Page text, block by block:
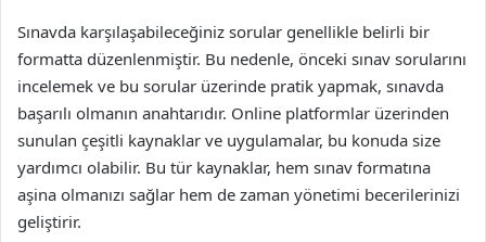
Sınavda karşılaşabileceğiniz sorular genellikle belirli bir
formatta düzenlenmiştir. Bu nedenle, önceki sınav sorularını
incelemek ve bu sorular üzerinde pratik yapmak, sınavda
başarılı olmanın anahtarıdır. Online platformlar üzerinden
sunulan çeşitli kaynaklar ve uygulamalar, bu konuda size
yardımcı olabilir. Bu tür kaynaklar, hem sınav formatına
aşina olmanızı sağlar hem de zaman yönetimi becerilerinizi
geliştirir.